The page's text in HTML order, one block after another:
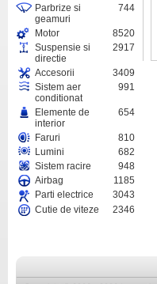
Parbrize si
geamuri
744
Motor
8520
Suspensie si
directie
2917
Accesorii
3409
Sistem aer
conditionat
991
Elemente de
interior
654
Faruri
810
Lumini
682
Sistem racire
948
Airbag
1185
Parti electrice
3043
Cutie de viteze
2346